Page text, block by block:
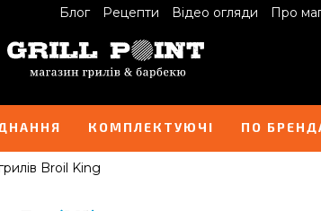
Блог Рецепти Відео огляди Про
КОМПЛЕКТУЮЧІ ПО
Broil King